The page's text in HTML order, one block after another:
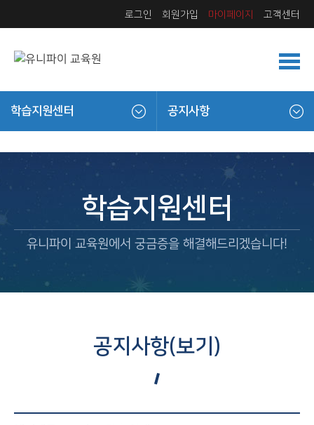
로그인 회원가입 마이페이지 고객센터
학습지원센터 공지사항
학습지원센터
유니파이 교육원에서 궁금증을 해결해드리겠습니다!
공지사항(보기)